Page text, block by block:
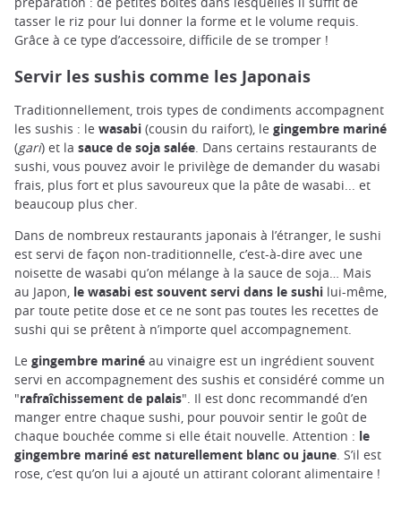
tasser le riz pour lui donner la forme et le volume requis.
Grâce à ce type d’accessoire, difficile de se tromper !
Servir les sushis comme les Japonais
Traditionnellement, trois types de condiments accompagnent
les sushis : le wasabi (cousin du raifort), le gingembre mariné
(gari) et la sauce de soja salée . Dans certains restaurants de
sushi, vous pouvez avoir le privilège de demander du wasabi
frais, plus fort et plus savoureux que la pâte de wasabi... et
beaucoup plus cher.
Dans de nombreux restaurants japonais à l’étranger, le sushi
est servi de façon non-traditionnelle, c’est-à-dire avec une
noisette de wasabi qu’on mélange à la sauce de soja… Mais
au Japon, le wasabi est souvent servi dans le sushi lui-même,
par toute petite dose et ce ne sont pas toutes les recettes de
sushi qui se prêtent à n’importe quel accompagnement.
Le gingembre mariné au vinaigre est un ingrédient souvent
servi en accompagnement des sushis et considéré comme un
"rafraîchissement de palais". Il est donc recommandé d’en
manger entre chaque sushi, pour pouvoir sentir le goût de
chaque bouchée comme si elle était nouvelle. Attention : le
gingembre mariné est naturellement blanc ou jaune. S’il est
rose, c’est qu’on lui a ajouté un attirant colorant alimentaire !